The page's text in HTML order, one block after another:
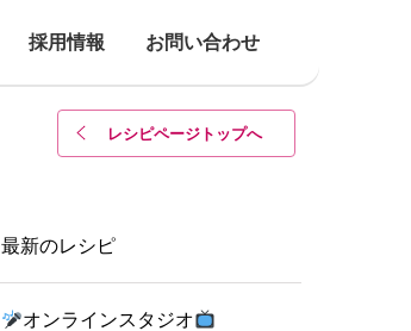
採用情報 お問い合わせ
レシピページトップへ
最新のレシピ
オンラインスタジオ